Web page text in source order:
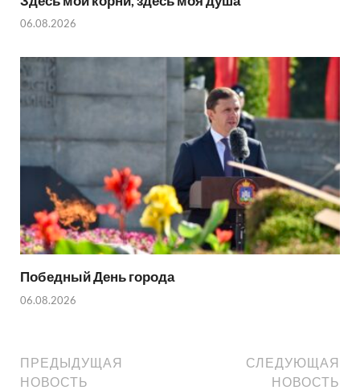
06.08.2026
Победный День города
06.08.2026
ПРЕДЫДУЩАЯ
НОВОСТЬ
СЛЕДУЮЩАЯ
НОВОСТЬ